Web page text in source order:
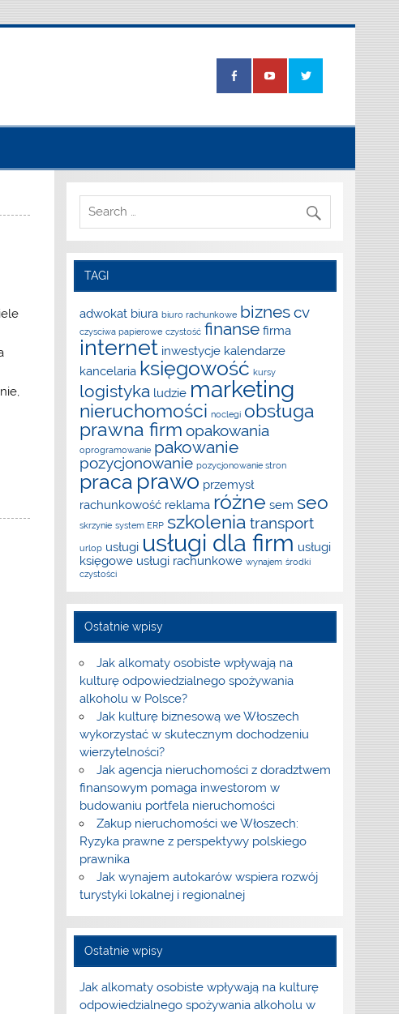
TAGI
adwokat biura biuro rachunkowe biznescv
czysciwa papierowe czystość finanse firma
internet inwestycje kalendarze
kancelaria księgowość kursy
logistyka ludzie marketing
nieruchomości noclegi obsługa
prawna firm opakowania
oprogramowanie pakowanie
pozycjonowanie pozycjonowanie stron
praca prawo przemysł
rachunkowość reklama różne sem seo
skrzynie system ERP szkolenia transport
urlop usługi usługi dla firm usługi
księgowe usługi rachunkowe wynajem środki
czystości
Ostatnie wpisy
Jak alkomaty osobiste wpływają na
kulturę odpowiedzialnego spożywania
alkoholu w Polsce?
Jak kulturę biznesową we Włoszech
wykorzystać w skutecznym dochodzeniu
wierzytelności?
Jak agencja nieruchomości z doradztwem
finansowym pomaga inwestorom w
budowaniu portfela nieruchomości
Zakup nieruchomości we Włoszech:
Ryzyka prawne z perspektywy polskiego
prawnika
Jak wynajem autokarów wspiera rozwój
turystyki lokalnej i regionalnej
Ostatnie wpisy
Jak alkomaty osobiste wpływają na kulturę
odpowiedzialnego spożywania alkoholu w